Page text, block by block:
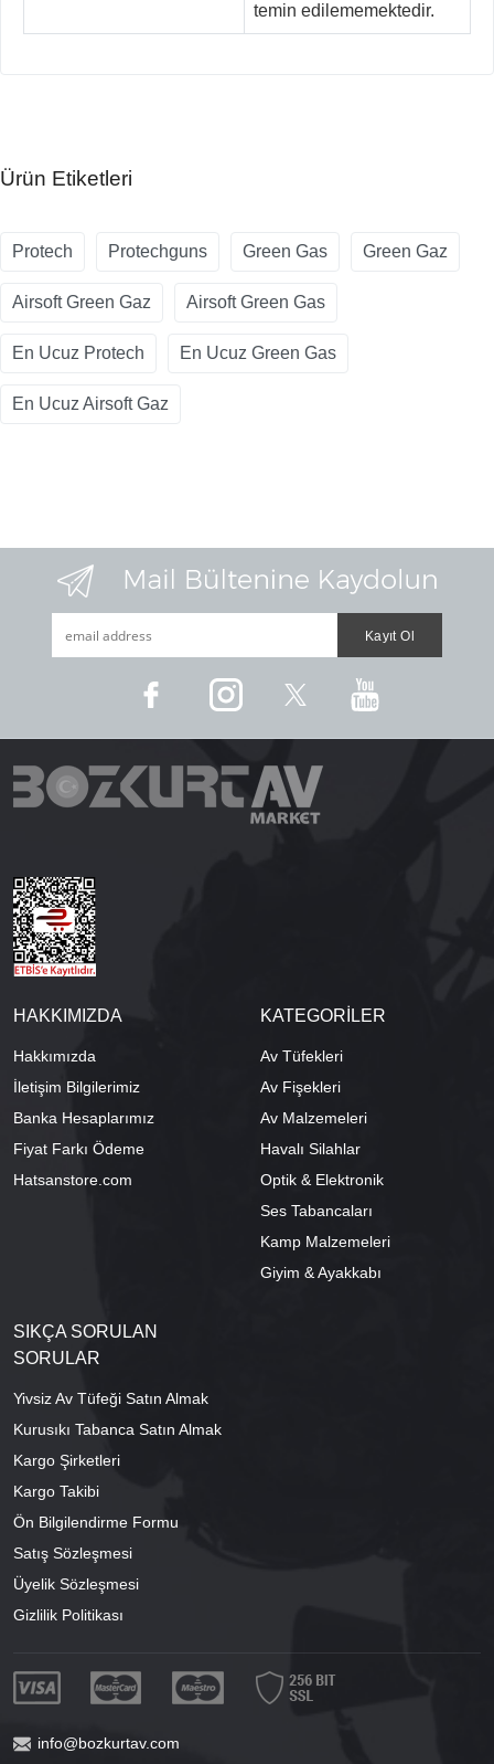
temin edilememektedir.
Ürün Etiketleri
Protech Protechguns Green Gas Green Gaz
Airsoft Green Gaz Airsoft Green Gas
En Ucuz Protech En Ucuz Green Gas
En Ucuz Airsoft Gaz
HAKKIMIZDA
Hakkımızda
İletişim Bilgilerimiz
Banka Hesaplarımız
Fiyat Farkı Ödeme
Hatsanstore.com
KATEGORİLER
Av Tüfekleri
Av Fişekleri
Av Malzemeleri
Havalı Silahlar
Optik & Elektronik
Ses Tabancaları
Kamp Malzemeleri
Giyim & Ayakkabı
SIKÇA SORULAN
SORULAR
Yivsiz Av Tüfeği Satın Almak
Kurusıkı Tabanca Satın Almak
Kargo Şirketleri
Kargo Takibi
Ön Bilgilendirme Formu
Satış Sözleşmesi
Üyelik Sözleşmesi
Gizlilik Politikası
info@bozkurtav.com